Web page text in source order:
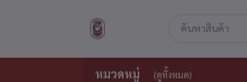
หมวดหมู่ (ดูทั้งหมด)